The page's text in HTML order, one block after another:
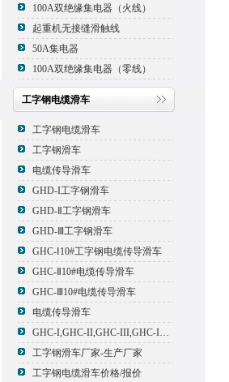
100A双绝缘集电器（火线）
起重机无接缝滑触线
50A集电器
100A双绝缘集电器（零线）
工字钢电缆滑车
工字钢电缆滑车
工字钢滑车
电缆传导滑车
GHD-I工字钢滑车
GHD-Ⅱ工字钢滑车
GHD-Ⅲ工字钢滑车
GHC-Ⅰ10#工字钢电缆传导滑车
GHC-Ⅱ10#电缆传导滑车
GHC-Ⅲ10#电缆传导滑车
电缆传导滑车
GHC-I,GHC-II,GHC-III,GHC-IV,GHC-V电缆滑车
工字钢滑车厂家-生产厂家
工字钢电缆滑车价格/报价